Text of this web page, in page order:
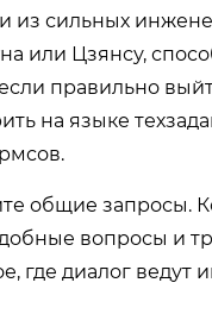
из сильных
или Цзянсу,
правильно
на языке
общие запросы.
вопросы и
где диалог ведут